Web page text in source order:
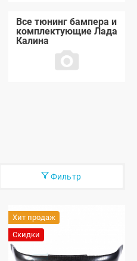
Все тюнинг бампера и
комплектующие Лада
Калина
Фильтр
Хит продаж
Скидки